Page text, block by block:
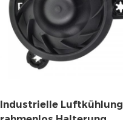
Industrielle Luftkühlung